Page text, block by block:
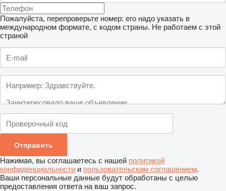
Пожалуйста, перепроверьте номер: его надо указать в
международном формате, с кодом страны. Не работаем с этой
страной
Нажимая, вы соглашаетесь с нашей политикой
конфиденциальности и пользовательским соглашением.
Ваши персональные данные будут обработаны с целью
предоставления ответа на ваш запрос.